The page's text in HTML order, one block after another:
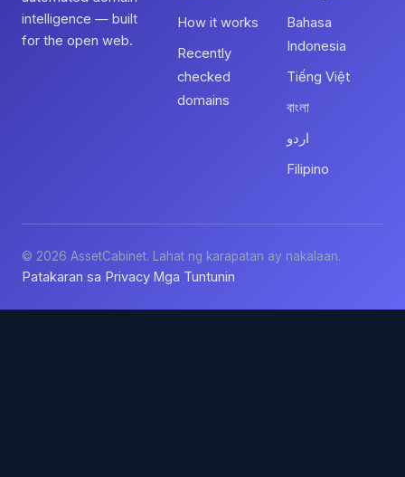
intelligence — built
for the open web.
How it works
Recently
checked
domains
Bahasa
Indonesia
Tiếng Việt
বাংলা
اردو
Filipino
© 2026 AssetCabinet. Lahat ng karapatan ay nakalaan.
Patakaran sa Privacy·Mga Tuntunin